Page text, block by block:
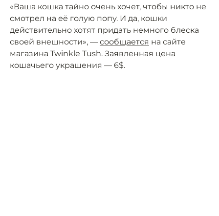
«Ваша кошка тайно очень хочет, чтобы никто не
смотрел на её голую попу. И да, кошки
действительно хотят придать немного блеска
своей внешности», — сообщается на сайте
магазина Twinkle Tush. Заявленная цена
кошачьего украшения — 6$.